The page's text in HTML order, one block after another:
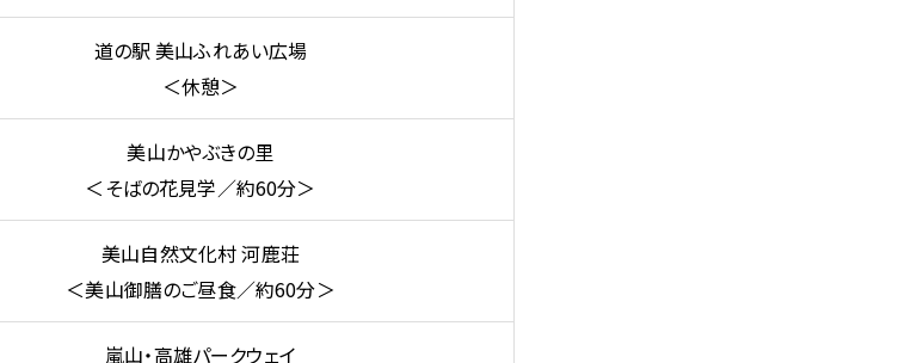
道の駅 美山ふれあい広場
＜休憩＞
美山かやぶきの里
＜そばの花見学／約60分＞
美山自然文化村 河鹿荘
＜美山御膳のご昼食／約60分＞
嵐山・高雄パークウェイ